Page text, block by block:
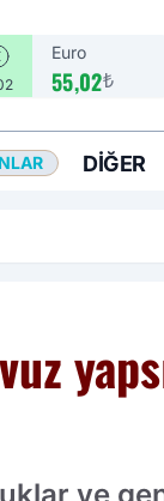
Euro
55,02₺
DIĞER